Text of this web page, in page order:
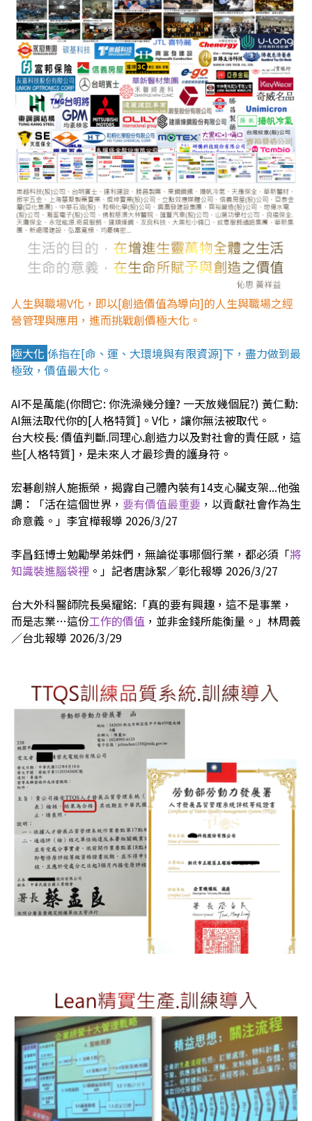
人生與職場V化，即以[創造價值為導向]的人生與職場之經
營管理與應用，進而挑戰創價極大化。
極大化 係指在[命、運、大環境與有限資源]下，盡力做到最
極致，價值最大化。
AI不是萬能(你問它: 你洗澡幾分鐘? 一天放幾個屁?) 黃仁勳:
AI無法取代你的[人格特質]。V化，讓你無法被取代。
台大校長: 價值判斷.同理心.創造力以及對社會的責任感，這
些[人格特質]，是未來人才最珍貴的護身符。
宏碁創辦人施振榮，揭露自己體內裝有14支心臟支架...他強
調：「活在這個世界， 要有價值最重要 ，以貢獻社會作為生
命意義。」李宜樺報導 2026/3/27
李昌鈺博士勉勵學弟妹們，無論從事哪個行業，都必須「將
知識裝進腦袋裡 。」記者唐詠絮／彰化報導 2026/3/27
台大外科醫師院長吳耀銘:「真的要有興趣，這不是事業，
而是志業…這份工作的價值 ，並非金錢所能衡量。」林周義
／台北報導 2026/3/29